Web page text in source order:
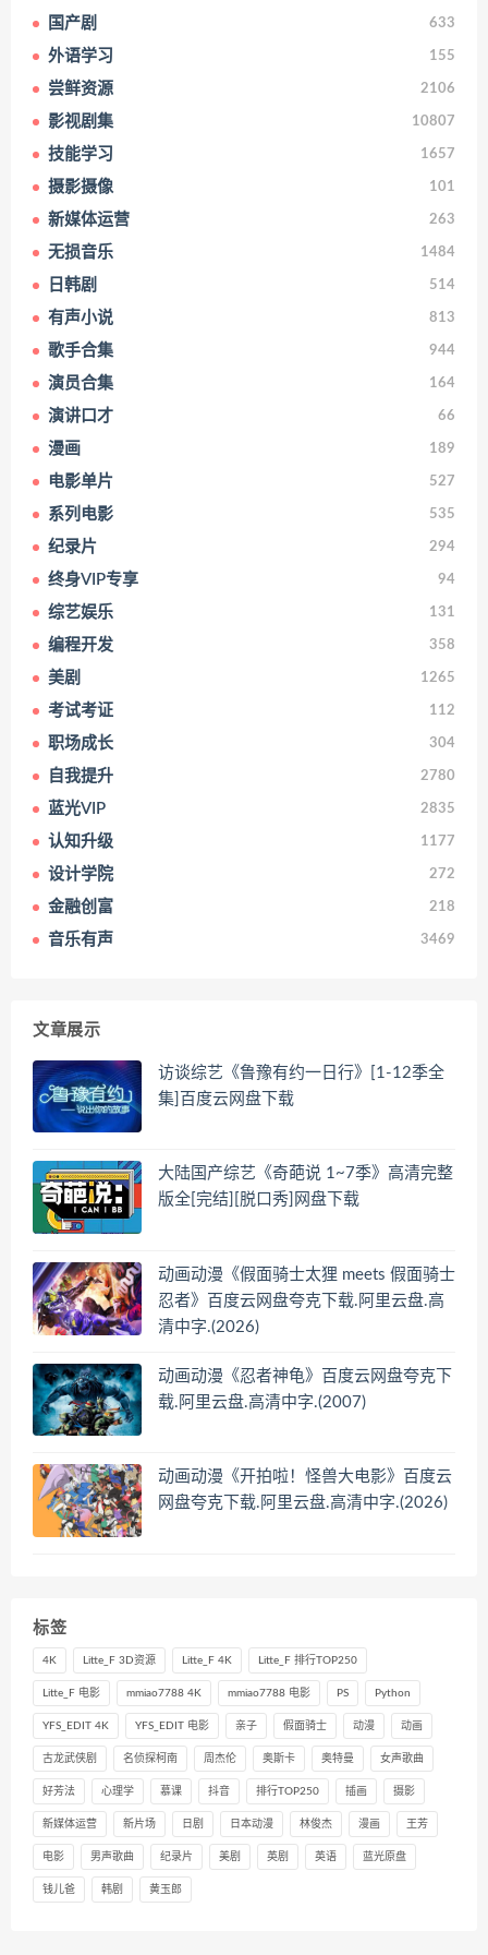
国产剧 633
外语学习 155
尝鲜资源 2106
影视剧集 10807
技能学习 1657
摄影摄像 101
新媒体运营 263
无损音乐 1484
日韩剧 514
有声小说 813
歌手合集 944
演员合集 164
演讲口才 66
漫画 189
电影单片 527
系列电影 535
纪录片 294
终身VIP专享 94
综艺娱乐 131
编程开发 358
美剧 1265
考试考证 112
职场成长 304
自我提升 2780
蓝光VIP 2835
认知升级 1177
设计学院 272
金融创富 218
音乐有声 3469
文章展示
访谈综艺《鲁豫有约一日行》[1-12季全
集]百度云网盘下载
大陆国产综艺《奇葩说 1~7季》高清完整
版全[完结][脱口秀]网盘下载
动画动漫《假面骑士太狸 meets 假面骑士
忍者》百度云网盘夸克下载.阿里云盘.高
清中字.(2026)
动画动漫《忍者神龟》百度云网盘夸克下
载.阿里云盘.高清中字.(2007)
动画动漫《开拍啦！怪兽大电影》百度云
网盘夸克下载.阿里云盘.高清中字.(2026)
标签
4K Litte_F 3D资源 Litte_F 4K Litte_F 排行TOP250
Litte_F 电影 mmiao7788 4K mmiao7788 电影 PS Python
YFS_EDIT 4K YFS_EDIT 电影 亲子 假面骑士 动漫 动画
古龙武侠剧 名侦探柯南 周杰伦 奥斯卡 奥特曼 女声歌曲
好芳法 心理学 慕课 抖音 排行TOP250 插画 摄影
新媒体运营 新片场 日剧 日本动漫 林俊杰 漫画 王芳
电影 男声歌曲 纪录片 美剧 英剧 英语 蓝光原盘
钱儿爸 韩剧 黄玉郎